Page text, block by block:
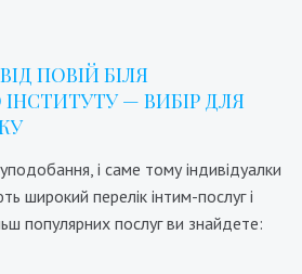
ПОВІЙ БІЛЯ
— ВИБІР ДЛЯ
і саме тому індивідуалки
широкий перелік інтим-послуг і
популярних послуг ви знайдете: